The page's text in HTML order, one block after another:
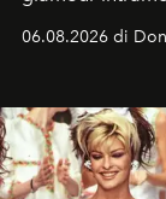
Italia la sua
06.08.2026 di